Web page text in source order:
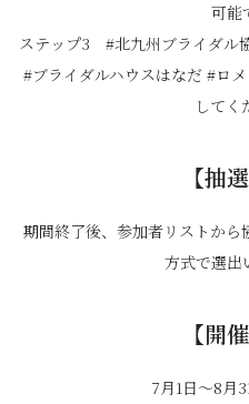
可能
ステップ3 #北九州ブライダ
#ブライダルハウスはなだ #
してく
【抽
期間終了後、参加者リストから
方式で選出
【開
7月1日～8